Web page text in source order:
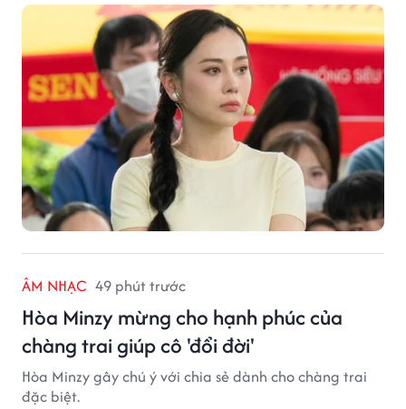
ÂM NHẠC 49 phút trước
Hòa Minzy mừng cho hạnh phúc của
chàng trai giúp cô 'đổi đời'
Hòa Minzy gây chú ý với chia sẻ dành cho chàng trai
đặc biệt.